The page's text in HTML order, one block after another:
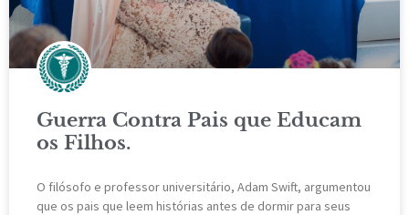
Guerra Contra Pais que Educam
os Filhos.
O filósofo e professor universitário, Adam Swift, argumentou
que os pais que leem histórias antes de dormir para seus